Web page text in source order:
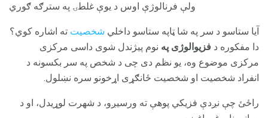
ولې فرنالوژې اوس د یوې غلطۍ په سترګه ګوري
آیا ستاسو د سر په شا ټاپه ستاسو داخلي شخصیت ته اشاره کوي؟
دا مفکوره د فزیوالوژی په نوم پیژندل شوی داسی مرکزی
مرکزی موضوع وه، یو نظم دی چی د شخص په سر بکسونه د
انفراد شخصیت او شخصیت ځانګړی اړخونو سره نښلول.
راځئ چې نږدې فزیکي پوهې ته ورسیږو، د شهرت لوړیدل، او د